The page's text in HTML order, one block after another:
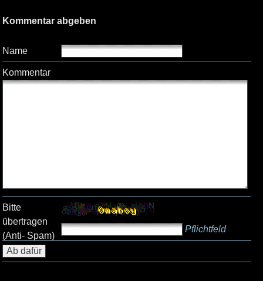
Kommentar abgeben
Name
Kommentar
Bitte
übertragen
(Anti- Spam)
Pflichtfeld